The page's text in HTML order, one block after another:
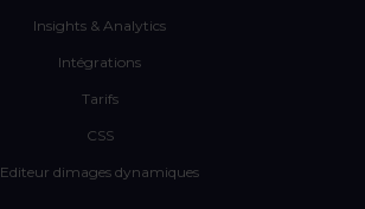
Insights & Analytics
Intégrations
Tarifs
CSS
Editeur dimages dynamiques